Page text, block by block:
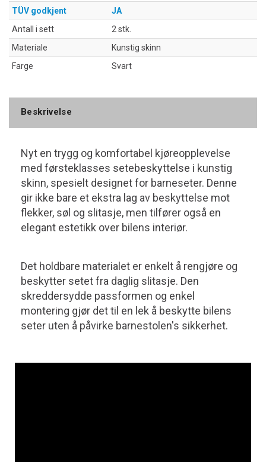
TÜV godkjent
JA
Antall i sett
2 stk.
Materiale
Kunstig skinn
Farge
Svart
Beskrivelse
Nyt en trygg og komfortabel kjøreopplevelse
med førsteklasses setebeskyttelse i kunstig
skinn, spesielt designet for barneseter. Denne
gir ikke bare et ekstra lag av beskyttelse mot
flekker, søl og slitasje, men tilfører også en
elegant estetikk over bilens interiør.
Det holdbare materialet er enkelt å rengjøre og
beskytter setet fra daglig slitasje. Den
skreddersydde passformen og enkel
montering gjør det til en lek å beskytte bilens
seter uten å påvirke barnestolen's sikkerhet.